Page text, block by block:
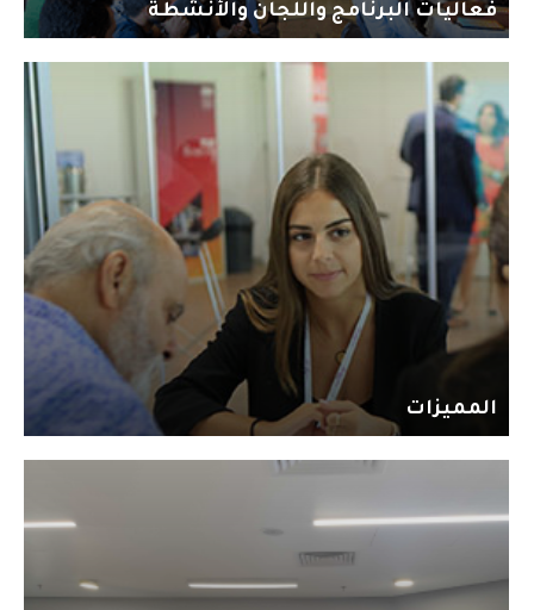
فعاليات البرنامج واللجان والأنشطة
المميزات